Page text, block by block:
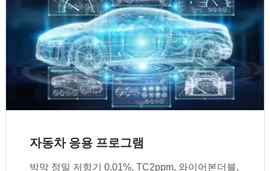
자동차 응용 프로그램
박막 정밀 저항기 0.01%, TC2ppm, 와이어본더블,